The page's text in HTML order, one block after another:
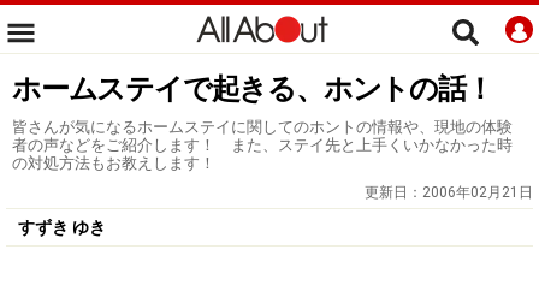
ホームステイで起きる、ホントの話！
皆さんが気になるホームステイに関してのホントの情報や、現地の体験
者の声などをご紹介します！ また、ステイ先と上手くいかなかった時
の対処方法もお教えします！
更新日： 2006年02月21日
すずき ゆき